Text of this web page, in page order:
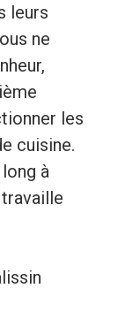
leurs
ne
les
cuisine.
à